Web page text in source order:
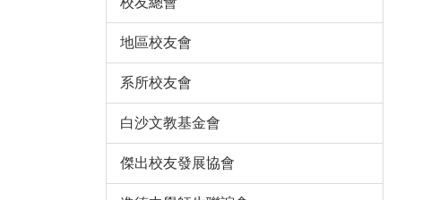
地區校友會
系所校友會
白沙文教基金會
傑出校友發展協會